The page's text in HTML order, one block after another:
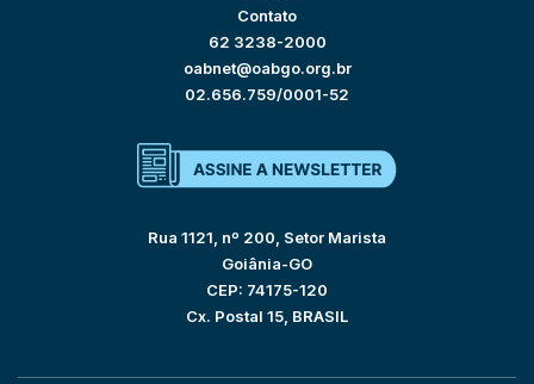
Contato
62 3238-2000
oabnet@oabgo.org.br
02.656.759/0001-52
Rua 1121, nº 200, Setor Marista
Goiânia-GO
CEP: 74175-120
Cx. Postal 15, BRASIL